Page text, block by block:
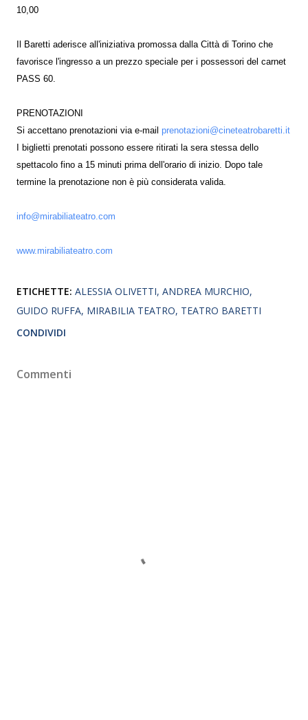
10,00
Il Baretti aderisce all'iniziativa promossa dalla Città di Torino che
favorisce l'ingresso a un prezzo speciale per i possessori del carnet
PASS 60.
PRENOTAZIONI
Si accettano prenotazioni via e-mail prenotazioni@cineteatrobaretti.it
I biglietti prenotati possono essere ritirati la sera stessa dello
spettacolo fino a 15 minuti prima dell'orario di inizio. Dopo tale
termine la prenotazione non è più considerata valida.
info@mirabiliateatro.com
www.mirabiliateatro.com
ETICHETTE: ALESSIA OLIVETTI ANDREA MURCHIO
GUIDO RUFFA MIRABILIA TEATRO TEATRO BARETTI
CONDIVIDI
Commenti